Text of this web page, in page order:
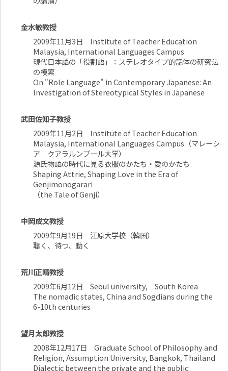
金水敏教授
2009年11月3日 Institute of Teacher Education
Malaysia, International Languages Campus
現代日本語の「役割語」：ステレオタイプ的話体の研究法
の模索
On "Role Language" in Contemporary Japanese: An
Investigation of Stereotypical Styles in Japanese
武田佐知子教授
2009年11月2日 Institute of Teacher Education
Malaysia, International Languages Campus（マレーシ
ア クアラルンプール大学）
源氏物語の時代に見る衣服のかたち・愛のかたち
Shaping Attrie, Shaping Love in the Era of
Genjimonogarari
（the Tale of Genji）
中岡成文教授
2009年9月19日 江原大学校（韓国）
聴く、待つ、動く
荒川正晴教授
2009年6月12日 Seoul university, South Korea
The nomadic states, China and Sogdians during the
6-10th centuries
望月太郎教授
2008年12月17日 Graduate School of Philosophy and
Religion, Assumption University, Bangkok, Thailand
Dialectic between the private and the public: